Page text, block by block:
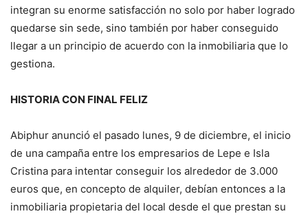
integran su enorme satisfacción no solo por haber logrado
quedarse sin sede, sino también por haber conseguido
llegar a un principio de acuerdo con la inmobiliaria que lo
gestiona.
HISTORIA CON FINAL FELIZ
Abiphur anunció el pasado lunes, 9 de diciembre, el inicio
de una campaña entre los empresarios de Lepe e Isla
Cristina para intentar conseguir los alrededor de 3.000
euros que, en concepto de alquiler, debían entonces a la
inmobiliaria propietaria del local desde el que prestan su